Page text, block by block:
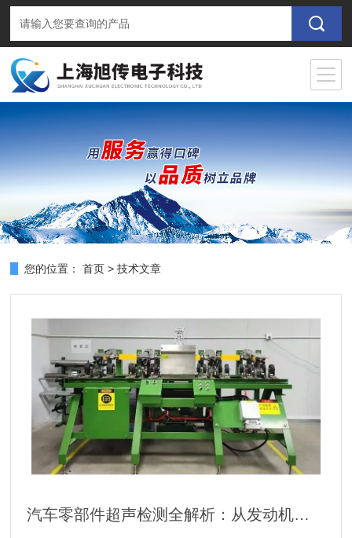
您的位置： 首页 >技术文章
汽车零部件超声检测全解析：从发动机到车身，揭秘“工业B超”如何守护安全生命线